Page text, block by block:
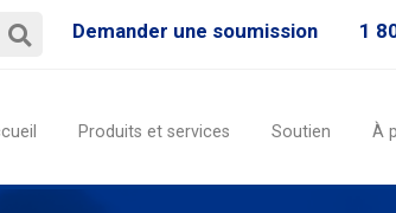
Demander une soumission 1
Produits et services Soutien À